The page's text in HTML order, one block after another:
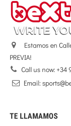
Estamos en
PREVIA!
Call us now:+34
TE LLAMAMOS